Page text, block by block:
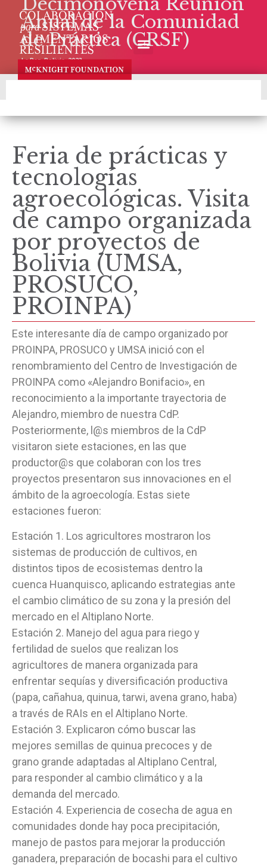
Anual de la Comunidad
de Práctica (CRSF)
La Paz, Bolivia, 2023
Feria de prácticas y
tecnologías
agroecológicas. Visita
de campo organizada
por proyectos de
Bolivia (UMSA,
PROSUCO,
PROINPA)
Este interesante día de campo organizado por
PROINPA, PROSUCO y UMSA inició con el
renombramiento del Centro de Investigación de
PROINPA como «Alejandro Bonifacio», en
reconocimiento a la importante trayectoria de
Alejandro, miembro de nuestra CdP.
Posteriormente, l@s miembros de la CdP
visitaron siete estaciones, en las que
productor@s que colaboran con los tres
proyectos presentaron sus innovaciones en el
ámbito de la agroecología. Estas siete
estaciones fueron:
Estación 1. Los agricultores mostraron los
sistemas de producción de cultivos, en
distintos tipos de ecosistemas dentro la
cuenca Huanquisco, aplicando estrategias ante
el cambio climático de su zona y la presión del
mercado en el Altiplano Norte.
Estación 2. Manejo del agua para riego y
fertilidad de suelos que realizan los
agricultores de manera organizada para
enfrentar sequías y diversificación productiva
(papa, cañahua, quinua, tarwi, avena grano, haba)
a través de RAIs en el Altiplano Norte.
Estación 3. Explicaron cómo buscar las
mejores semillas de quinua precoces y de
grano grande adaptadas al Altiplano Central,
para responder al cambio climático y a la
demanda del mercado.
Estación 4. Experiencia de cosecha de agua en
comunidades donde hay poca precipitación,
manejo de pastos para mejorar la producción
ganadera, preparación de bocashi para el cultivo